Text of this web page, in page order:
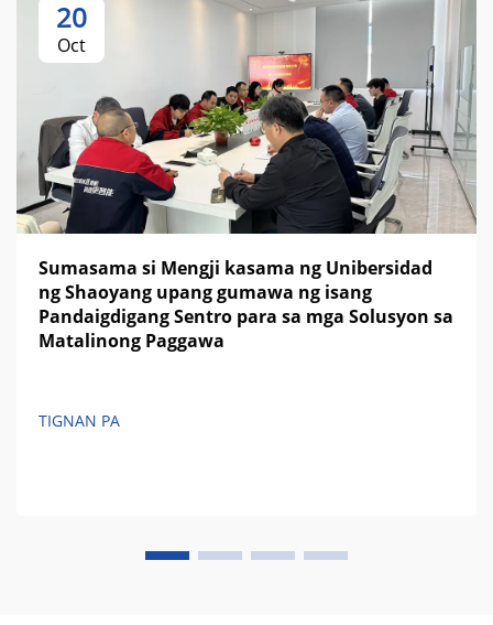
20
Oct
Sumasama si Mengji kasama ng Unibersidad
ng Shaoyang upang gumawa ng isang
Pandaigdigang Sentro para sa mga Solusyon sa
Matalinong Paggawa
TIGNAN PA